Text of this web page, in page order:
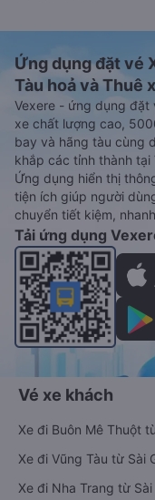
Ứng dụng đặt vé
Tàu hoả và Thuê
Vexere - ứng dụng đặt
xe chất lượng cao,
bay và hãng tàu cùng
khắp các tỉnh thành tại
Ứng dụng hiển thị
tiện ích giúp người
chuyển tiết kiệm,
Tải ứng dụng
Vé xe khách
Xe đi Buôn Mê Thuột
Xe đi Vũng Tàu từ Sài
Xe đi Nha Trang từ Sài